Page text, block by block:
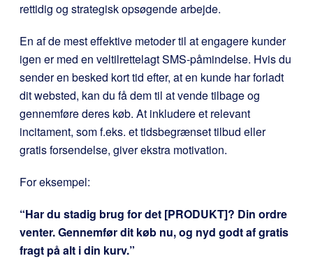
rettidig og strategisk opsøgende arbejde.
En af de mest effektive metoder til at engagere kunder
igen er med en veltilrettelagt SMS-påmindelse. Hvis du
sender en besked kort tid efter, at en kunde har forladt
dit websted, kan du få dem til at vende tilbage og
gennemføre deres køb. At inkludere et relevant
incitament, som f.eks. et tidsbegrænset tilbud eller
gratis forsendelse, giver ekstra motivation.
For eksempel:
“Har du stadig brug for det [PRODUKT]? Din ordre
venter. Gennemfør dit køb nu, og nyd godt af gratis
fragt på alt i din kurv.”